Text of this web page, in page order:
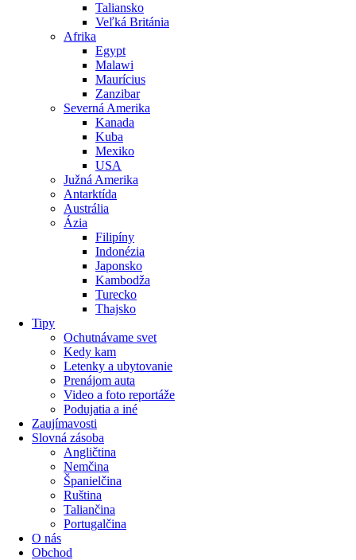
Taliansko
Veľká Británia
Afrika
Egypt
Malawi
Maurícius
Zanzibar
Severná Amerika
Kanada
Kuba
Mexiko
USA
Južná Amerika
Antarktída
Austrália
Ázia
Filipíny
Indonézia
Japonsko
Kambodža
Turecko
Thajsko
Tipy
Ochutnávame svet
Kedy kam
Letenky a ubytovanie
Prenájom auta
Video a foto reportáže
Podujatia a iné
Zaujímavosti
Slovná zásoba
Angličtina
Nemčina
Španielčina
Ruština
Taliančina
Portugalčina
O nás
Obchod